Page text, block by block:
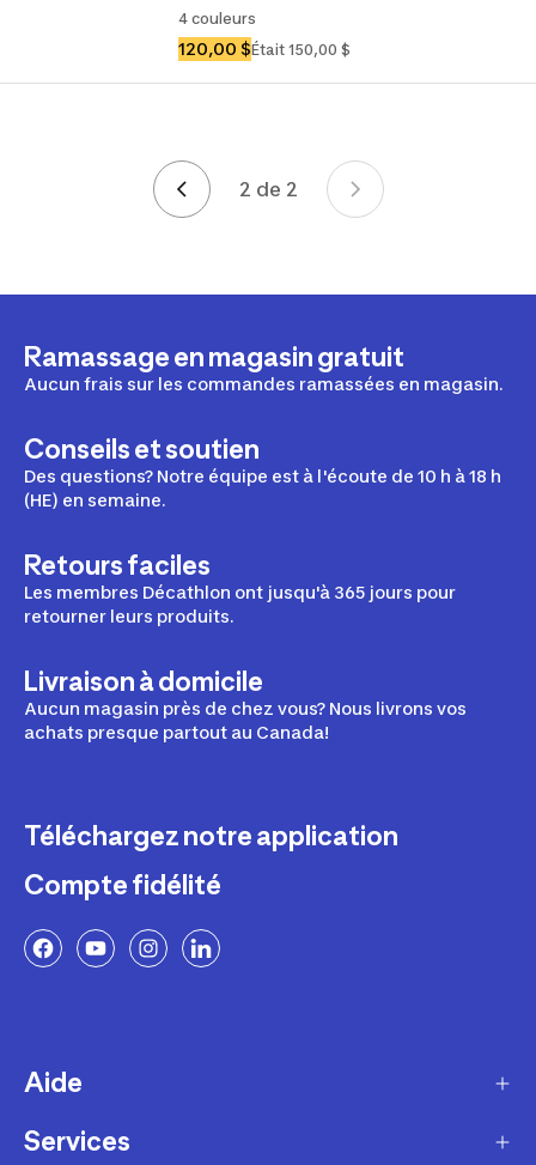
4 couleurs
120,00 $Était 150,00 $
2 de 2Page 2 de 2
Ramassage en magasin gratuit
Aucun frais sur les commandes ramassées en magasin.
Conseils et soutien
Des questions? Notre équipe est à l'écoute de 10 h à 18 h
(HE) en semaine.
Retours faciles
Les membres Décathlon ont jusqu'à 365 jours pour
retourner leurs produits.
Livraison à domicile
Aucun magasin près de chez vous? Nous livrons vos
achats presque partout au Canada!
Téléchargez notre application
Compte fidélité
Aide
Livraison
Services